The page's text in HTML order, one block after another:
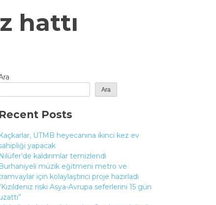
hattı
Ara
Recent Posts
Kaçkarlar, UTMB heyecanına ikinci kez ev
yapacak
Nilüfer’de kaldırımlar temizlendi
Burhaniyeli müzik eğitmeni metro ve
için kolaylaştırıcı proje hazırladı
riski Asya-Avrupa seferlerini 15 gün